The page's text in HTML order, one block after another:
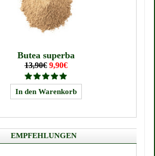
Butea superba
13,90€ 9,90€
EMPFEHLUNGEN